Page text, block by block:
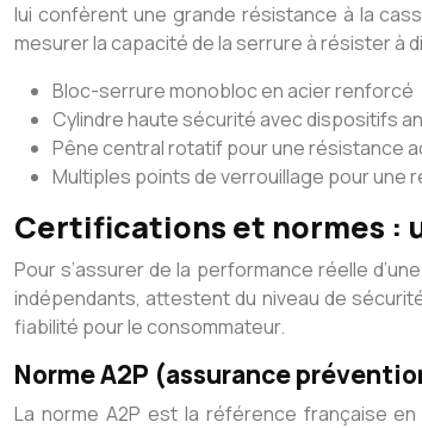
lui confèrent une grande résistance à la
mesurer la capacité de la serrure à résister à
Bloc-serrure monobloc en acier renforcé
Cylindre haute sécurité avec dispositifs
Pêne central rotatif pour une résistance
Multiples points de verrouillage pour une
Certifications et normes :
Pour s’assurer de la performance réelle
indépendants, attestent du niveau de
fiabilité pour le consommateur.
Norme A2P (assurance
La norme A2P est la référence française